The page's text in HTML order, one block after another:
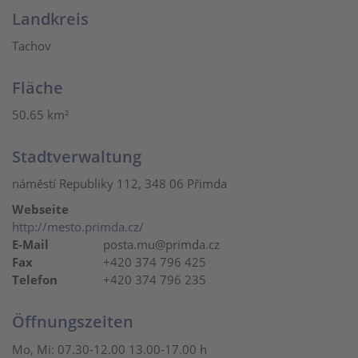
Landkreis
Tachov
Fläche
50.65 km²
Stadtverwaltung
náměstí Republiky 112, 348 06 Přimda
Webseite
http://mesto.primda.cz/
E-Mail
posta.mu@primda.cz
Fax
+420 374 796 425
Telefon
+420 374 796 235
Öffnungszeiten
Mo, Mi: 07.30-12.00 13.00-17.00 h